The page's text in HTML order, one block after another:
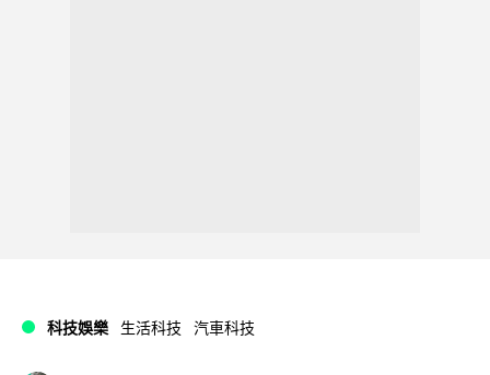
科技娛樂 生活科技 汽車科技